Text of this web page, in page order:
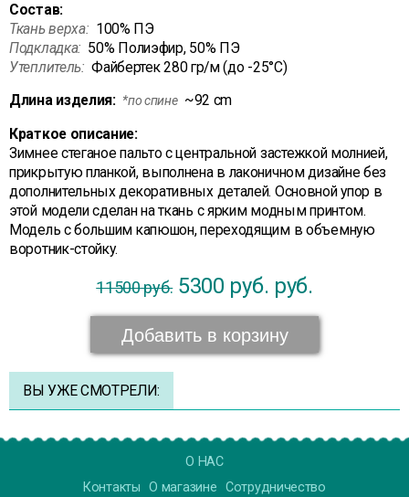
Состав:
Ткань верха: 100% ПЭ
Подкладка: 50% Полиэфир, 50% ПЭ
Утеплитель: Файбертек 280 гр/м (до -25°C)
Длина изделия: *по спине ~92 cm
Краткое описание:
Зимнее стеганое пальто с центральной застежкой молнией,
прикрытую планкой, выполнена в лаконичном дизайне без
дополнительных декоративных деталей. Основной упор в
этой модели сделан на ткань с ярким модным принтом.
Модель с большим капюшон, переходящим в объемную
воротник-стойку.
11500 руб. 5300 руб. руб.
Добавить в корзину
ВЫ УЖЕ СМОТРЕЛИ:
О НАС
Контакты
О магазине Сотрудничество